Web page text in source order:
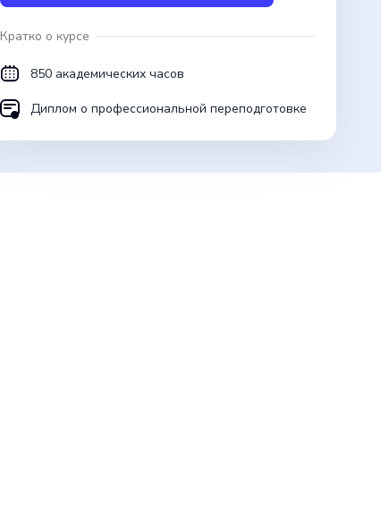
Кратко о курсе
850 академических часов
Диплом о профессиональной переподготовке